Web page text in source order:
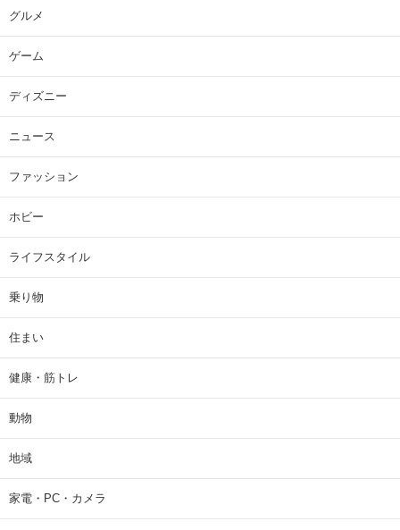
グルメ
ゲーム
ディズニー
ニュース
ファッション
ホビー
ライフスタイル
乗り物
住まい
健康・筋トレ
動物
地域
家電・PC・カメラ